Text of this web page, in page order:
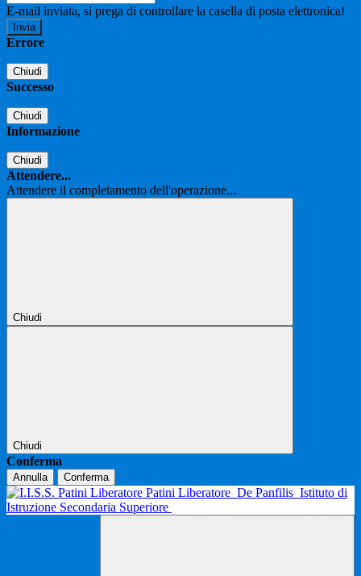
E-mail inviata, si prega di controllare la casella di posta elettronica!
Errore
Chiudi
Successo
Chiudi
Informazione
Chiudi
Attendere...
Attendere il completamento dell'operazione...
Chiudi
Chiudi
Conferma
Annulla Conferma
Patini Liberatore De Panfilis Istituto di
Istruzione Secondaria Superiore